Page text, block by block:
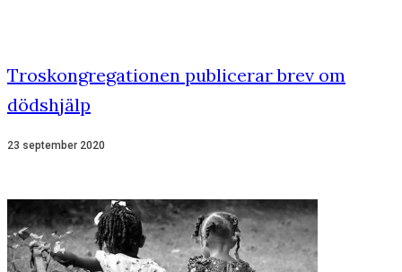
Troskongregationen publicerar brev om
dödshjälp
23 september 2020